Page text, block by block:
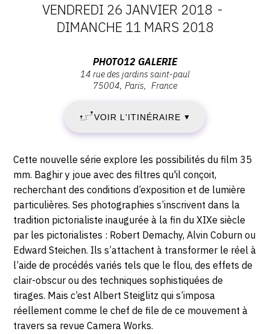
PINTEREST
DATES
:
VENDREDI
26
JANVIER
2018
-
DIMANCHE
11
MARS
2018
VENDREDI 26 JANVIER 2018 -
DIMANCHE 11 MARS 2018
des
Jardins
Saint-
Paul,
75004
Paris
PHOTO12 GALERIE
14 rue des jardins saint-paul
75004 Paris France
VOIR L'ITINÉRAIRE ▼
Description,
horaires...
Cette nouvelle série explore les possibilités du film 35
mm. Baghir y joue avec des filtres qu'il conçoit,
recherchant des conditions d’exposition et de lumière
particulières. Ses photographies s’inscrivent dans la
tradition pictorialiste inaugurée à la fin du XIXe siècle
par les pictorialistes : Robert Demachy, Alvin Coburn ou
Edward Steichen. Ils s’attachent à transformer le réel à
l’aide de procédés variés tels que le flou, des effets de
clair-obscur ou des techniques sophistiquées de
tirages. Mais c’est Albert Steiglitz qui s’imposa
réellement comme le chef de file de ce mouvement à
travers sa revue Camera Works.